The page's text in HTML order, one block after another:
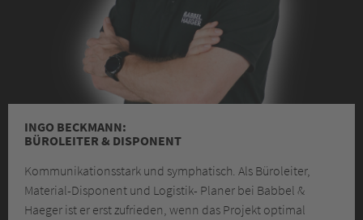
INGO BECKMANN:
BÜROLEITER & DISPONENT
Kommunikationsstark und symphatisch. Als Büroleiter,
Material-Disponent und Logistik- Planer bei Babbel &
Haeger ist er erst zufrieden, wenn das Projekt optimal